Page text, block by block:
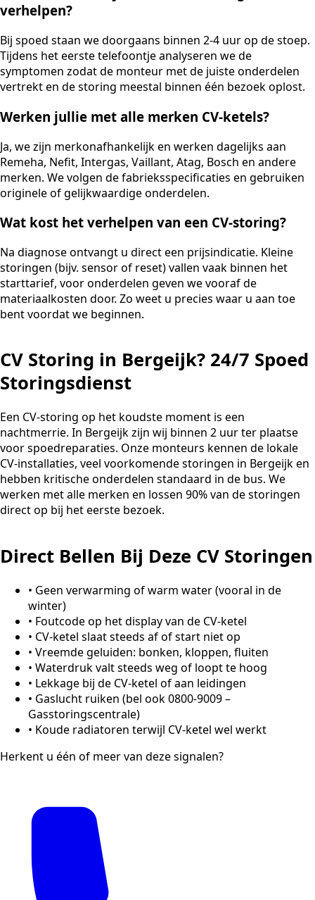
verhelpen?
Bij spoed staan we doorgaans binnen 2-4 uur op de stoep.
Tijdens het eerste telefoontje analyseren we de
symptomen zodat de monteur met de juiste onderdelen
vertrekt en de storing meestal binnen één bezoek oplost.
Werken jullie met alle merken CV-ketels?
Ja, we zijn merkonafhankelijk en werken dagelijks aan
Remeha, Nefit, Intergas, Vaillant, Atag, Bosch en andere
merken. We volgen de fabrieksspecificaties en gebruiken
originele of gelijkwaardige onderdelen.
Wat kost het verhelpen van een CV-storing?
Na diagnose ontvangt u direct een prijsindicatie. Kleine
storingen (bijv. sensor of reset) vallen vaak binnen het
starttarief, voor onderdelen geven we vooraf de
materiaalkosten door. Zo weet u precies waar u aan toe
bent voordat we beginnen.
CV Storing in Bergeijk? 24/7 Spoed
Storingsdienst
Een CV-storing op het koudste moment is een
nachtmerrie. In Bergeijk zijn wij binnen 2 uur ter plaatse
voor spoedreparaties. Onze monteurs kennen de lokale
CV-installaties, veel voorkomende storingen in Bergeijk en
hebben kritische onderdelen standaard in de bus. We
werken met alle merken en lossen 90% van de storingen
direct op bij het eerste bezoek.
Direct Bellen Bij Deze CV Storingen
• Geen verwarming of warm water (vooral in de
winter)
• Foutcode op het display van de CV-ketel
• CV-ketel slaat steeds af of start niet op
• Vreemde geluiden: bonken, kloppen, fluiten
• Waterdruk valt steeds weg of loopt te hoog
• Lekkage bij de CV-ketel of aan leidingen
• Gaslucht ruiken (bel ook 0800-9009 –
Gasstoringscentrale)
• Koude radiatoren terwijl CV-ketel wel werkt
Herkent u één of meer van deze signalen?